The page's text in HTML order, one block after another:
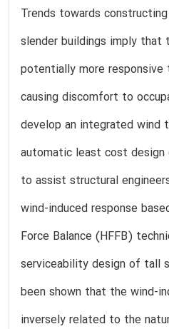
Trends towards
slender buildings imply that
potentially more
causing discomfort to
develop an integrated wind
automatic least cost
to assist structural
wind-induced response
Force Balance (HFFB)
serviceability design of tall
been shown that the wind-
inversely related to the